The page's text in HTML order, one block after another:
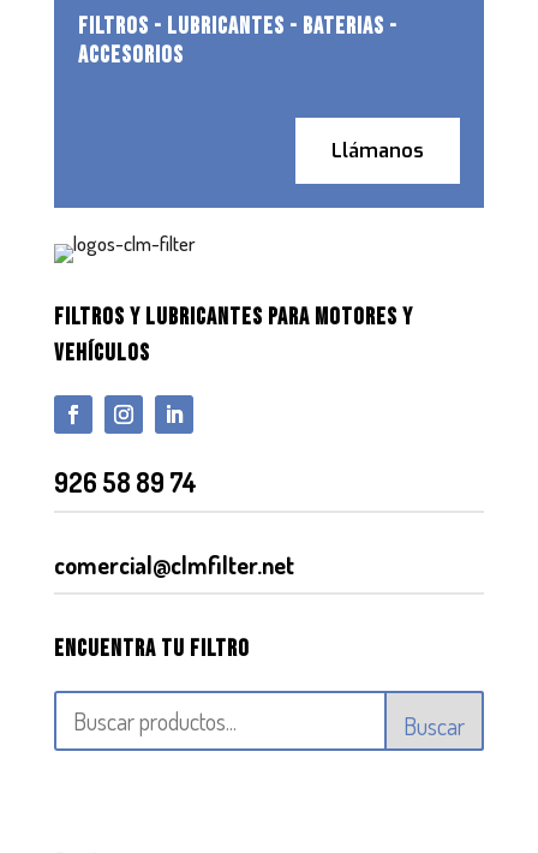
FILTROS - LUBRICANTES - BATERIAS -
ACCESORIOS
Llámanos
FILTROS Y LUBRICANTES PARA MOTORES Y
VEHÍCULOS
926 58 89 74
comercial@clmfilter.net
Encuentra tu filtro
Buscar